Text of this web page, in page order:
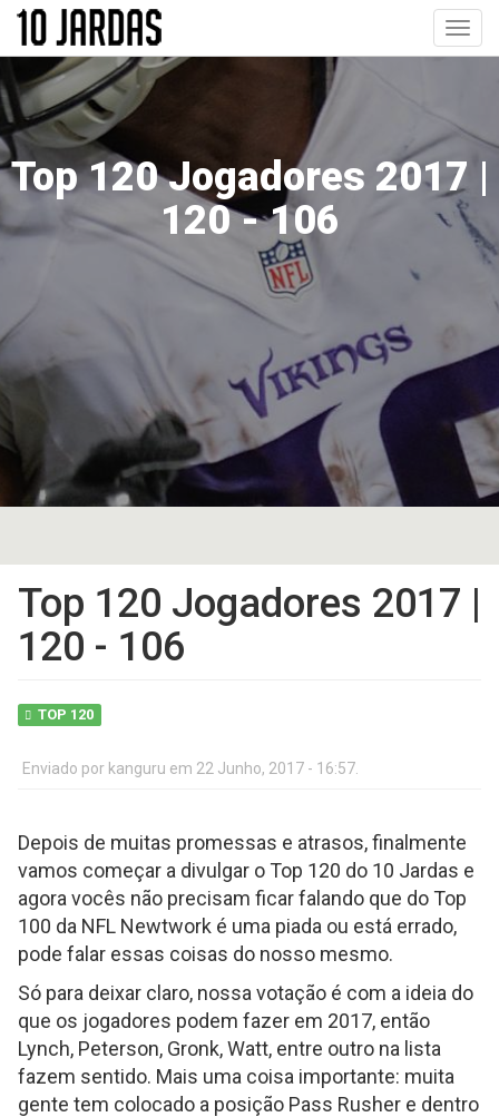
Pular
o
conteúdo
principal
Top 120 Jogadores 2017 |
120 - 106
Top 120 Jogadores 2017 |
120 - 106
TOP 120
Enviado por kanguru em 22 Junho, 2017 - 16:57.
Depois de muitas promessas e atrasos, finalmente
vamos começar a divulgar o Top 120 do 10 Jardas e
agora vocês não precisam ficar falando que do Top
100 da NFL Newtwork é uma piada ou está errado,
pode falar essas coisas do nosso mesmo.
Só para deixar claro, nossa votação é com a ideia do
que os jogadores podem fazer em 2017, então
Lynch, Peterson, Gronk, Watt, entre outro na lista
fazem sentido. Mais uma coisa importante: muita
gente tem colocado a posição Pass Rusher e dentro